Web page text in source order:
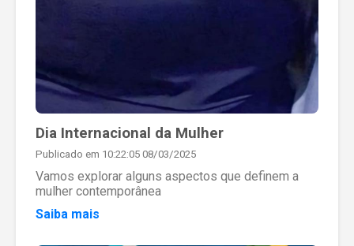
Dia Internacional da Mulher
Publicado em 10:22:05 08/03/2025
Vamos explorar alguns aspectos que definem a
mulher contemporânea
Saiba mais